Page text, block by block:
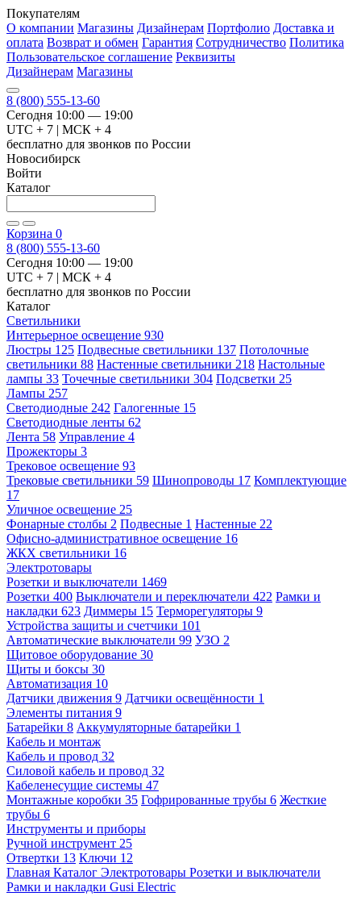
Покупателям
О компании Магазины Дизайнерам Портфолио Доставка и
оплата Возврат и обмен Гарантия Сотрудничество Политика
Пользовательское соглашение Реквизиты
Дизайнерам Магазины
8 (800) 555-13-60
Сегодня 10:00 — 19:00
UTC + 7 | МСК + 4
бесплатно для звонков по России
Новосибирск
Войти
Каталог
Корзина 0
8 (800) 555-13-60
Сегодня 10:00 — 19:00
UTC + 7 | МСК + 4
бесплатно для звонков по России
Каталог
Светильники
Интерьерное освещение 930
Люстры 125 Подвесные светильники 137 Потолочные
светильники 88 Настенные светильники 218 Настольные
лампы 33 Точечные светильники 304 Подсветки 25
Лампы 257
Светодиодные 242 Галогенные 15
Светодиодные ленты 62
Лента 58 Управление 4
Прожекторы 3
Трековое освещение 93
Трековые светильники 59 Шинопроводы 17 Комплектующие
17
Уличное освещение 25
Фонарные столбы 2 Подвесные 1 Настенные 22
Офисно-административное освещение 16
ЖКХ светильники 16
Электротовары
Розетки и выключатели 1469
Розетки 400 Выключатели и переключатели 422 Рамки и
накладки 623 Диммеры 15 Терморегуляторы 9
Устройства защиты и счетчики 101
Автоматические выключатели 99 УЗО 2
Щитовое оборудование 30
Щиты и боксы 30
Автоматизация 10
Датчики движения 9 Датчики освещённости 1
Элементы питания 9
Батарейки 8 Аккумуляторные батарейки 1
Кабель и монтаж
Кабель и провод 32
Силовой кабель и провод 32
Кабеленесущие системы 47
Монтажные коробки 35 Гофрированные трубы 6 Жесткие
трубы 6
Инструменты и приборы
Ручной инструмент 25
Отвертки 13 Ключи 12
Главная Каталог Электротовары Розетки и выключатели
Рамки и накладки Gusi Electric